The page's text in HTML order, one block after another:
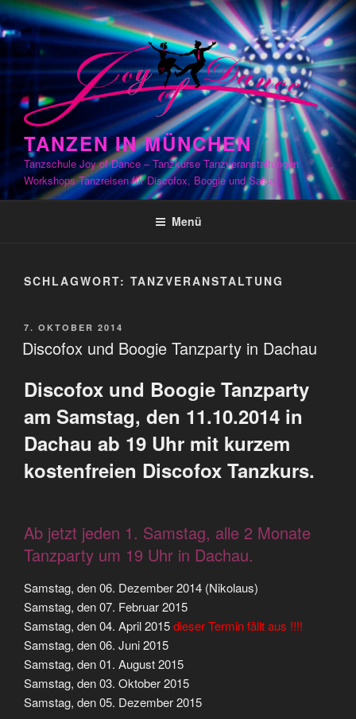
Zum
Inhalt
springen
TANZEN IN MÜNCHEN
Tanzschule Joy of Dance – Tanzkurse Tanzveranstaltungen
Workshops Tanzreisen für Discofox, Boogie und Salsa
Menü
SCHLAGWORT: TANZVERANSTALTUNG
VERÖFFENTLICHT
AM
7. OKTOBER 2014
Discofox und Boogie Tanzparty in Dachau
Discofox und Boogie Tanzparty
am Samstag, den 11.10.2014 in
Dachau ab 19 Uhr mit kurzem
kostenfreien Discofox Tanzkurs.
Ab jetzt jeden 1. Samstag, alle 2 Monate
Tanzparty um 19 Uhr in Dachau.
Samstag, den 06. Dezember 2014 (Nikolaus)
Samstag, den 07. Februar 2015
Samstag, den 04. April 2015dieser Termin fällt aus !!!!
Samstag, den 06. Juni 2015
Samstag, den 01. August 2015
Samstag, den 03. Oktober 2015
Samstag, den 05. Dezember 2015